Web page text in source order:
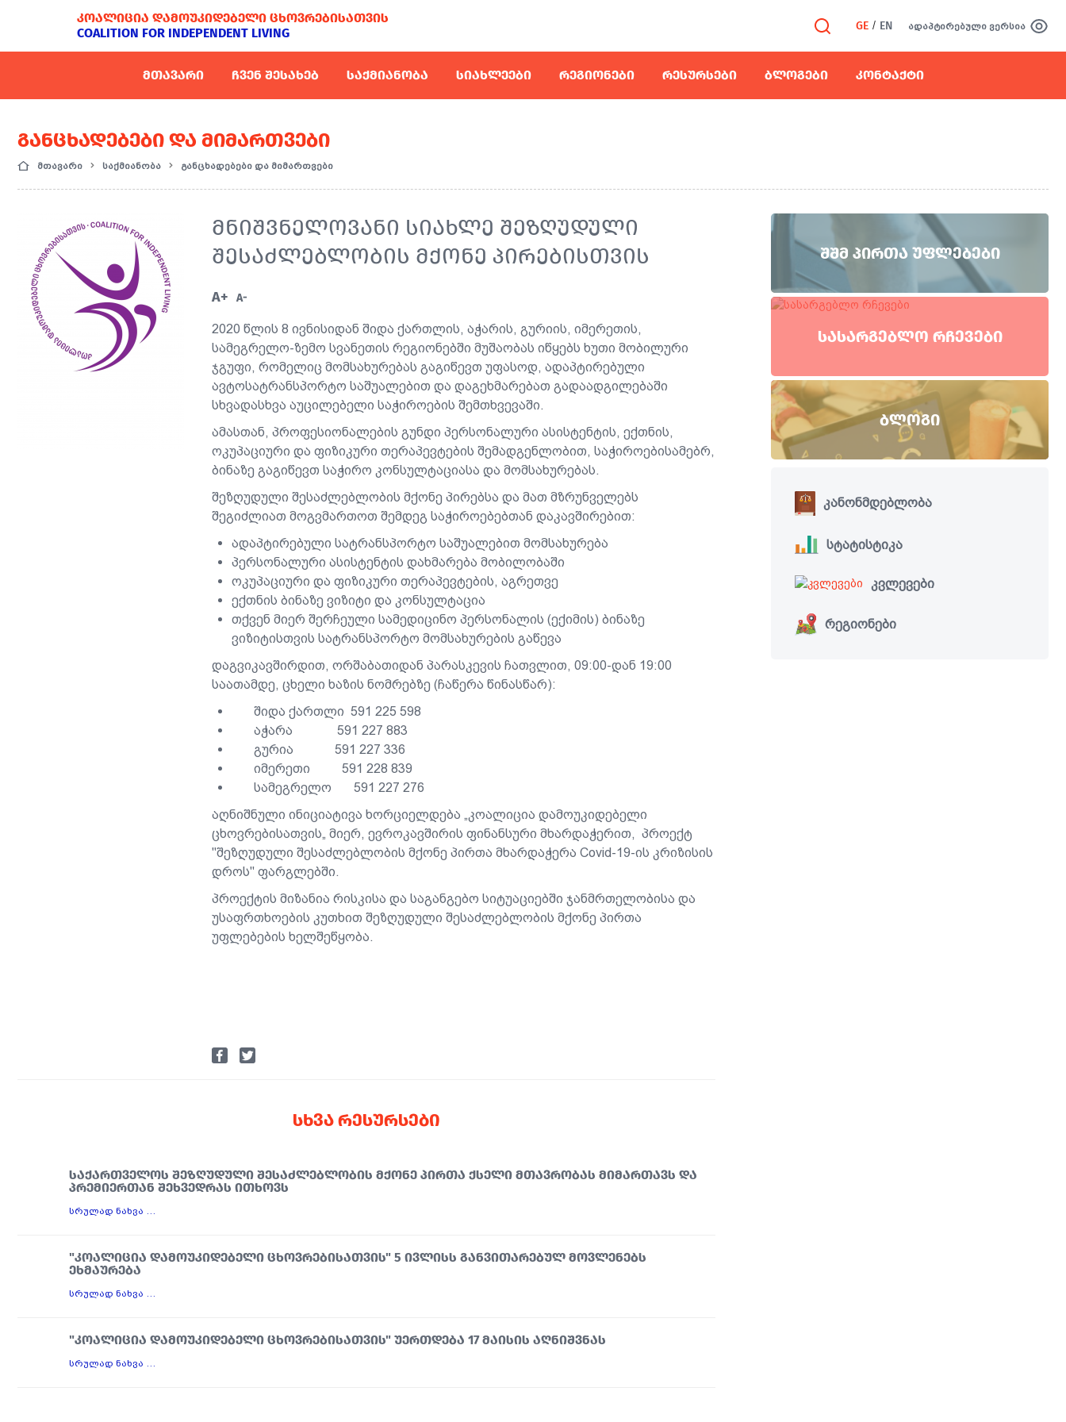
ᲙᲝᲐᲚᲘᲪᲘᲐ ᲓᲐᲛᲝᲣᲙᲘᲓᲔᲑᲔᲚᲘ ᲪᲮᲝᲕᲠᲔᲑᲘᲡᲐᲗᲕᲘᲡ
COALITION FOR INDEPENDENT LIVING
GE / EN ადაპტირებული ვერსია
ᲛᲗᲐᲕᲐᲠᲘ ᲩᲕᲔᲜ ᲨᲔᲡᲐᲮᲔᲑ ᲡᲐᲥᲛᲘᲐᲜᲝᲑᲐ ᲡᲘᲐᲮᲚᲔᲔᲑᲘ ᲠᲔᲒᲘᲝᲜᲔᲑᲘ ᲠᲔᲡᲣᲠᲡᲔᲑᲘ ᲑᲚᲝᲒᲔᲑᲘ ᲙᲝᲜᲢᲐᲥᲢᲘ
ᲒᲐᲜᲪᲮᲐᲓᲔᲑᲔᲑᲘ ᲓᲐ ᲛᲘᲛᲐᲠᲗᲕᲔᲑᲘ
მთავარი საქმიანობა განცხადებები და მიმართვები
ᲛᲜᲘᲨᲕᲜᲔᲚᲝᲕᲐᲜᲘ ᲡᲘᲐᲮᲚᲔ ᲨᲔᲖᲦᲣᲓᲣᲚᲘ
ᲨᲔᲡᲐᲫᲚᲔᲑᲚᲝᲑᲘᲡ ᲛᲥᲝᲜᲔ ᲞᲘᲠᲔᲑᲘᲡᲗᲕᲘᲡ
A+ A-
2020 წლის 8 ივნისიდან შიდა ქართლის, აჭარის, გურიის, იმერეთის,
სამეგრელო-ზემო სვანეთის რეგიონებში მუშაობას იწყებს ხუთი მობილური
ჯგუფი, რომელიც მომსახურებას გაგიწევთ უფასოდ, ადაპტირებული
ავტოსატრანსპორტო საშუალებით და დაგეხმარებათ გადაადგილებაში
სხვადასხვა აუცილებელი საჭიროების შემთხვევაში.
ამასთან, პროფესიონალების გუნდი პერსონალური ასისტენტის, ექთნის,
ოკუპაციური და ფიზიკური თერაპევტების შემადგენლობით, საჭიროებისამებრ,
ბინაზე გაგიწევთ საჭირო კონსულტაციასა და მომსახურებას.
შეზღუდული შესაძლებლობის მქონე პირებსა და მათ მზრუნველებს
შეგიძლიათ მოგვმართოთ შემდეგ საჭიროებებთან დაკავშირებით:
ადაპტირებული სატრანსპორტო საშუალებით მომსახურება
პერსონალური ასისტენტის დახმარება მობილობაში
ოკუპაციური და ფიზიკური თერაპევტების, აგრეთვე
ექთნის ბინაზე ვიზიტი და კონსულტაცია
თქვენ მიერ შერჩეული სამედიცინო პერსონალის (ექიმის) ბინაზე
ვიზიტისთვის სატრანსპორტო მომსახურების გაწევა
დაგვიკავშირდით, ორშაბათიდან პარასკევის ჩათვლით, 09:00-დან 19:00
საათამდე, ცხელი ხაზის ნომრებზე (ჩაწერა წინასწარ):
შიდა ქართლი 591 225 598
აჭარა 591 227 883
გურია 591 227 336
იმერეთი 591 228 839
სამეგრელო 591 227 276
აღნიშნული ინიციატივა ხორციელდება „კოალიცია დამოუკიდებელი
ცხოვრებისათვის„ მიერ, ევროკავშირის ფინანსური მხარდაჭერით, პროექტ
"შეზღუდული შესაძლებლობის მქონე პირთა მხარდაჭერა Covid-19-ის კრიზისის
დროს" ფარგლებში.
პროექტის მიზანია რისკისა და საგანგებო სიტუაციებში ჯანმრთელობისა და
უსაფრთხოების კუთხით შეზღუდული შესაძლებლობის მქონე პირთა
უფლებების ხელშეწყობა.
ᲡᲮᲕᲐ ᲠᲔᲡᲣᲠᲡᲔᲑᲘ
ᲡᲐᲥᲐᲠᲗᲕᲔᲚᲝᲡ ᲨᲔᲖᲦᲣᲓᲣᲚᲘ ᲨᲔᲡᲐᲫᲚᲔᲑᲚᲝᲑᲘᲡ ᲛᲥᲝᲜᲔ ᲞᲘᲠᲗᲐ ᲥᲡᲔᲚᲘ ᲛᲗᲐᲕᲠᲝᲑᲐᲡ ᲛᲘᲛᲐᲠᲗᲐᲕᲡ ᲓᲐ
ᲞᲠᲔᲛᲘᲔᲠᲗᲐᲜ ᲨᲔᲮᲕᲔᲓᲠᲐᲡ ᲘᲗᲮᲝᲕᲡ
სრულად ნახვა …
"ᲙᲝᲐᲚᲘᲪᲘᲐ ᲓᲐᲛᲝᲣᲙᲘᲓᲔᲑᲔᲚᲘ ᲪᲮᲝᲕᲠᲔᲑᲘᲡᲐᲗᲕᲘᲡ" 5 ᲘᲕᲚᲘᲡᲡ ᲒᲐᲜᲕᲘᲗᲐᲠᲔᲑᲣᲚ ᲛᲝᲕᲚᲔᲜᲔᲑᲡ
ᲔᲮᲛᲐᲣᲠᲔᲑᲐ
სრულად ნახვა …
"ᲙᲝᲐᲚᲘᲪᲘᲐ ᲓᲐᲛᲝᲣᲙᲘᲓᲔᲑᲔᲚᲘ ᲪᲮᲝᲕᲠᲔᲑᲘᲡᲐᲗᲕᲘᲡ" ᲣᲔᲠᲗᲓᲔᲑᲐ 17 ᲛᲐᲘᲡᲘᲡ ᲐᲦᲜᲘᲨᲕᲜᲐᲡ
სრულად ნახვა …
ᲨᲨᲛ ᲞᲘᲠᲗᲐ ᲣᲤᲚᲔᲑᲔᲑᲘ
ᲡᲐᲡᲐᲠᲒᲔᲑᲚᲝ ᲠᲩᲔᲕᲔᲑᲘ
ᲑᲚᲝᲒᲘ
კანონმდებლობა
სტატისტიკა
კვლევები
რეგიონები